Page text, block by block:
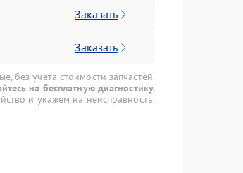
Заказать
Заказать
без учета стоимости запчастей.
на бесплатную диагностику.
и укажем на неисправность.